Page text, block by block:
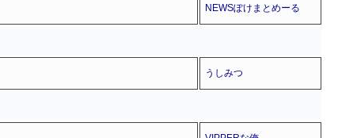
NEWSぽけまとめーる
うしみつ